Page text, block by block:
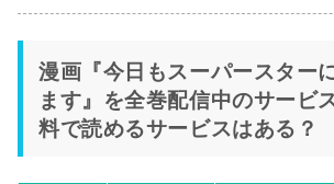
漫画『今日もスーパースター
ます』を全巻配信中のサービ
料で読めるサービスはある？